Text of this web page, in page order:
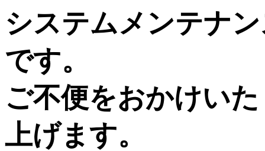
システムメンテナ
です。
ご不便をおかけい
上げます。